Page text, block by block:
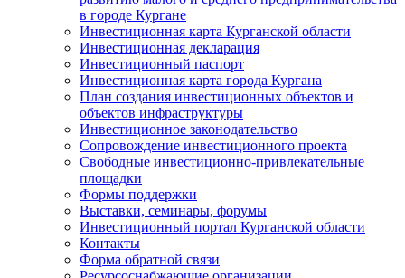
в городе Кургане
Инвестиционная карта Курганской области
Инвестиционная декларация
Инвестиционный паспорт
Инвестиционная карта города Кургана
План создания инвестиционных объектов и
объектов инфраструктуры
Инвестиционное законодательство
Сопровождение инвестиционного проекта
Свободные инвестиционно-привлекательные
площадки
Формы поддержки
Выставки, семинары, форумы
Инвестиционный портал Курганской области
Контакты
Форма обратной связи